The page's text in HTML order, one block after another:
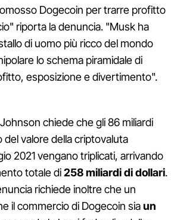
Dogecoin per trarre profitto
riporta la denuncia. "Musk ha
di uomo più ricco del mondo
lo schema piramidale di
esposizione e divertimento".
chiede che gli 86 miliardi
del valore della criptovaluta
2021 vengano triplicati, arrivando
totale di258 miliardi di dollari.
richiede inoltre che un
il commercio di Dogecoin siaun